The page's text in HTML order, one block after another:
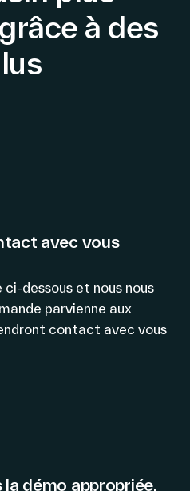
à des
avec vous
dessous et nous nous
parvienne aux
contact avec vous
démo appropriée.